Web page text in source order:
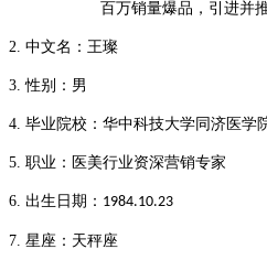
百万销量爆品，引进并
2. 中文名：王璨
3.性别：男
4. 毕业院校： 华中科技大学同济医学
5. 职业： 医美行业资深营销专家
6. 出生日期： 1984.10.23
7. 星座： 天秤座